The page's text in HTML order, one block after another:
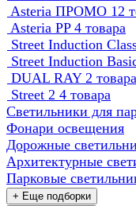
Asteria ПРОМО 12
Asteria PP 4 товара
Street Induction
Street Induction
DUAL RAY 2 товара
Street 2 4 товара
Светильники для
Фонари освещения
Дорожные
Архитектурные
Парковые
+ Еще подборки